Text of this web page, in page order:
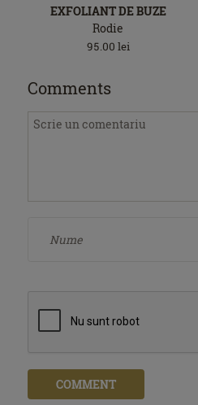
EXFOLIANT DE BUZE
Rodie
95.00 lei
Comments
COMMENT